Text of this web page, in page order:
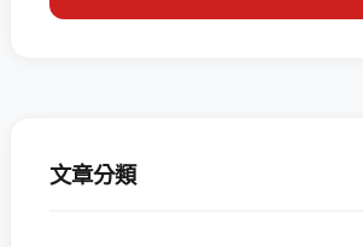
文章分類